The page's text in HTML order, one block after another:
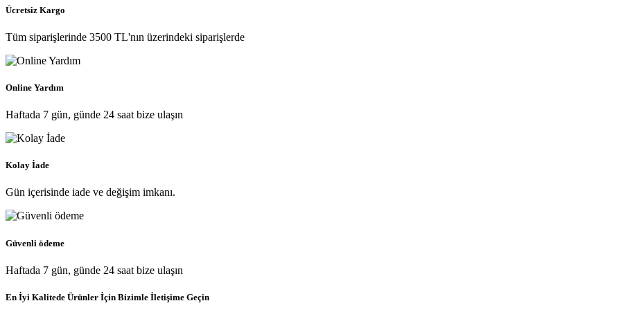
Ücretsiz Kargo
Tüm siparişlerinde 3500 TL'nın üzerindeki siparişlerde
Online Yardım
Haftada 7 gün, günde 24 saat bize ulaşın
Kolay İade
Gün içerisinde iade ve değişim imkanı.
Güvenli ödeme
Haftada 7 gün, günde 24 saat bize ulaşın
En İyi Kalitede Ürünler İçin Bizimle İletişime Geçin